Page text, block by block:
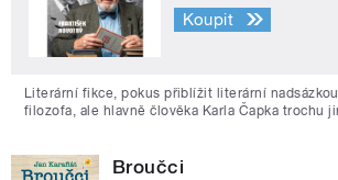
Koupit
Literární fikce, pokus přiblížit literární
filozofa, ale hlavně člověka Karla Čapka trochu
Broučci